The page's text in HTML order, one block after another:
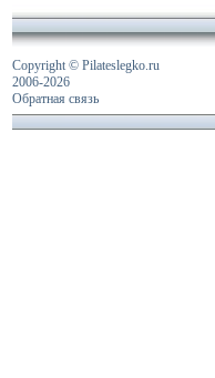
Copyright © Pilateslegko.ru
2006-2026
Обратная связь